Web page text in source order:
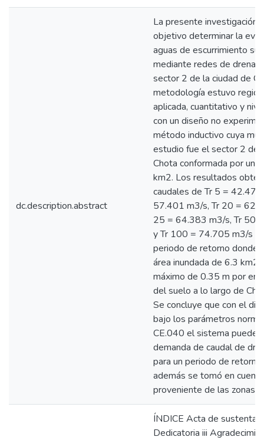
dc.description.abstract
La presente investigación
objetivo determinar la
aguas de escurrimiento
mediante redes de
sector 2 de la ciudad de
metodología estuvo
aplicada, cuantitativo y
con un diseño no
método inductivo cuya
estudio fue el sector 2 de
Chota conformada por un
km2. Los resultados
caudales de Tr 5 =
57.401 m3/s, Tr 20 =
25 = 64.383 m3/s, Tr 50
y Tr 100 = 74.705 m3/s
periodo de retorno donde
área inundada de 6.3 km2
máximo de 0.35 m por
del suelo a lo largo de
Se concluye que con el
bajo los parámetros
CE.040 el sistema puede
demanda de caudal de
para un periodo de
además se tomó en
proveniente de las zonas
ÍNDICE Acta de
Dedicatoria iii